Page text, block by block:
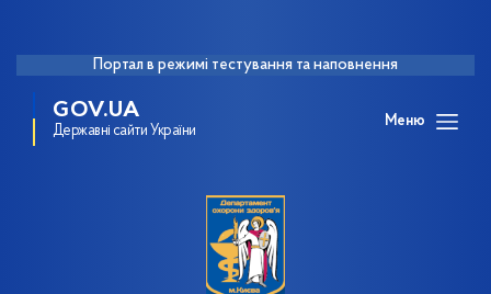
Портал в режимі тестування та наповнення
GOV.UA
Державні сайти України
Меню